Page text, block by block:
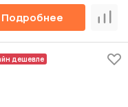
Подробнее
дешевле